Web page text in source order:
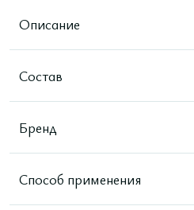
Описание
Состав
Бренд
Способ применения